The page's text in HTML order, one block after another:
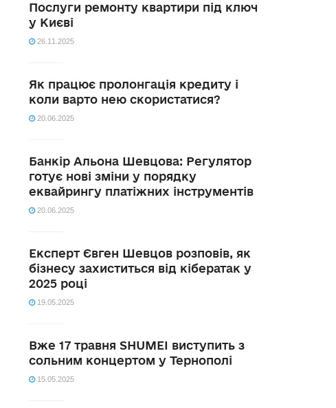
Послуги ремонту квартири під ключ
у Києві
26.11.2025
Як працює пролонгація кредиту і
коли варто нею скористатися?
20.06.2025
Банкір Альона Шевцова: Регулятор
готує нові зміни у порядку
еквайрингу платіжних інструментів
20.06.2025
Експерт Євген Шевцов розповів, як
бізнесу захиститься від кібератак у
2025 році
19.05.2025
Вже 17 травня SHUMEI виступить з
сольним концертом у Тернополі
15.05.2025